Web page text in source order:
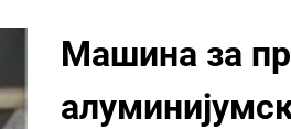
Машина за